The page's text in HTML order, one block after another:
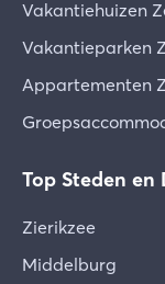
Vakantiehuizen
Vakantieparken
Appartementen
Top Steden en
Zierikzee
Middelburg